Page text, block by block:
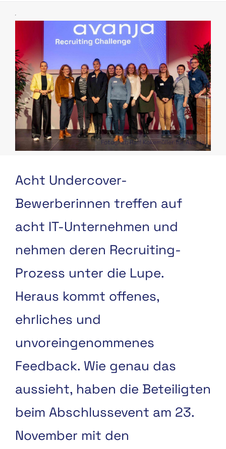
Fotograf: Ralf Kokemüller für Avanja
Acht Undercover-
Bewerberinnen treffen auf
acht IT-Unternehmen und
nehmen deren Recruiting-
Prozess unter die Lupe.
Heraus kommt offenes,
ehrliches und
unvoreingenommenes
Feedback. Wie genau das
aussieht, haben die Beteiligten
beim Abschlussevent am 23.
November mit den